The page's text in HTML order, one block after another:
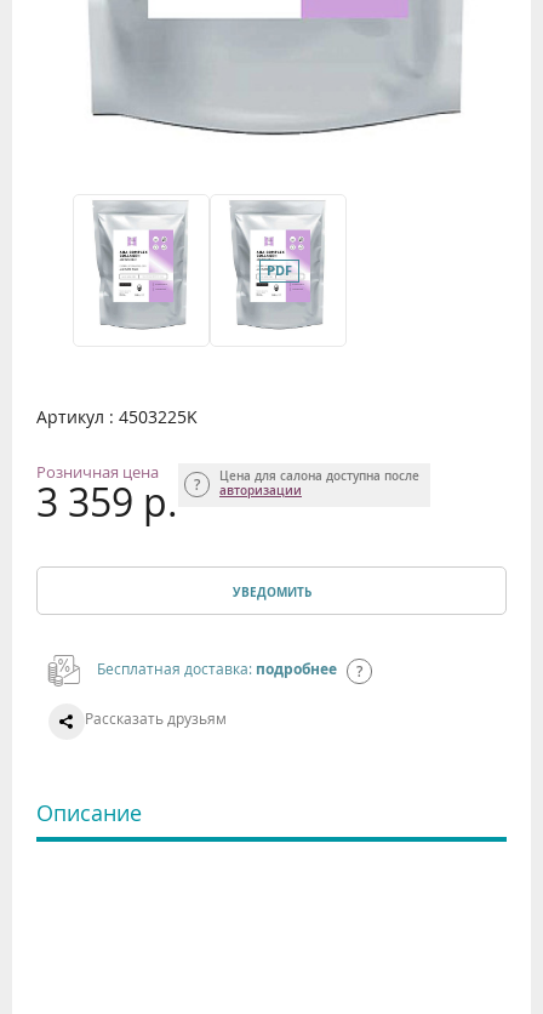
Артикул : 4503225K
Розничная цена
3 359 р.
Цена для салона доступна после
авторизации
УВЕДОМИТЬ
Бесплатная доставка: подробнее
Рассказать друзьям
Описание